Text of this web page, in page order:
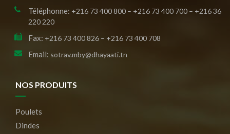
Téléphonne: +216 73 400 800 – +216 73 400 700 – +216 36
220 220
Fax: +216 73 400 826 – +216 73 400 708
Email: sotrav.mby@dhayaati.tn
NOS PRODUITS
Poulets
Dindes